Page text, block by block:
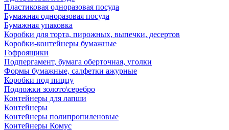
Пластиковая одноразовая посуда
Бумажная одноразовая посуда
Бумажная упаковка
Коробки для торта, пирожных, выпечки, десертов
Коробки-контейнеры бумажные
Гофроящики
Подпергамент, бумага оберточная, уголки
Формы бумажные, салфетки ажурные
Коробки под пиццу
Подложки золото\серебро
Контейнеры для лапши
Контейнеры
Контейнеры полипропиленовые
Контейнеры Комус